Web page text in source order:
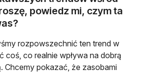
powiedz mi, czym ta
rozpowszechnić ten trend w
coś, co realnie wpływa na dobrą
Chcemy pokazać, że zasobami